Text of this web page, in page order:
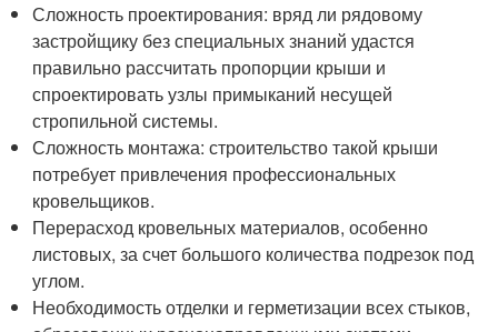
Сложность проектирования: вряд ли рядовому
застройщику без специальных знаний удастся
правильно рассчитать пропорции крыши и
спроектировать узлы примыканий несущей
стропильной системы.
Сложность монтажа: строительство такой крыши
потребует привлечения профессиональных
кровельщиков.
Перерасход кровельных материалов, особенно
листовых, за счет большого количества подрезок под
углом.
Необходимость отделки и герметизации всех стыков,